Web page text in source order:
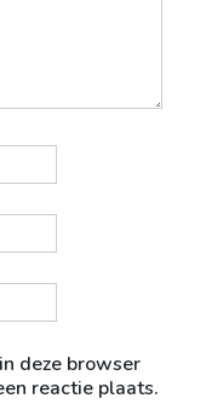
deze browser
reactie plaats.